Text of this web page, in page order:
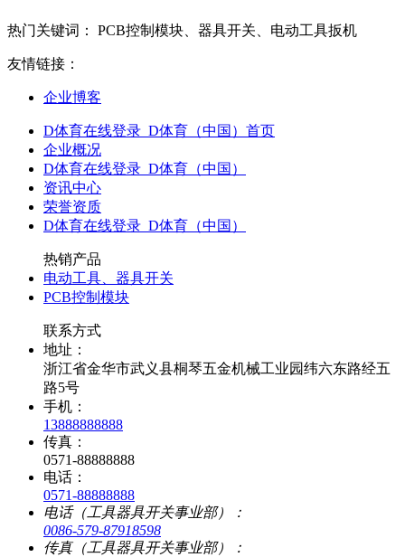
热门关键词： PCB控制模块、器具开关、电动工具扳机
友情链接：
企业博客
D体育在线登录_D体育（中国）首页
企业概况
D体育在线登录_D体育（中国）
资讯中心
荣誉资质
D体育在线登录_D体育（中国）
热销产品
电动工具、器具开关
PCB控制模块
联系方式
地址：
浙江省金华市武义县桐琴五金机械工业园纬六东路经五
路5号
手机：
13888888888
传真：
0571-88888888
电话：
0571-88888888
电话（工具器具开关事业部）：
0086-579-87918598
传真（工具器具开关事业部）：